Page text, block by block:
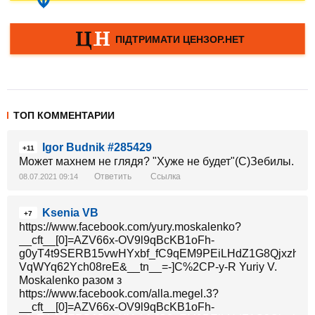
ТОП КОММЕНТАРИИ
+11
Igor Budnik #285429
Может махнем не глядя? "Хуже не будет"(С)Зебилы.
08.07.2021 09:14 Ответить Ссылка
+7
Ksenia VB
https://www.facebook.com/yury.moskalenko?
__cft__[0]=AZV66x-OV9l9qBcKB1oFh-
VqWYq62Ych08reE&__tn__=-]C%2CP-y-R Yuriy V.
Moskalenko разом з
https://www.facebook.com/alla.megel.3?
__cft__[0]=AZV66x-OV9l9qBcKB1oFh-